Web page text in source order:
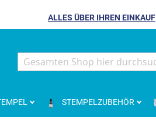
ALLES ÜBER IHREN EINKAUF
STEMPELZUBEHÖR